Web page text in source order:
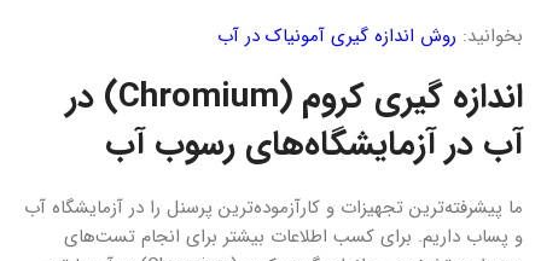
بخوانید: روش اندازه گیری آمونیاک در آب
اندازه گیری کروم (Chromium) در
آب در آزمایشگاه‌های رسوب آب
ما پیشرفته‌ترین تجهیزات و کارآزموده‌ترین پرسنل را در آزمایشگاه آب
و پساب داریم. برای کسب اطلاعات بیشتر برای انجام تست‌های